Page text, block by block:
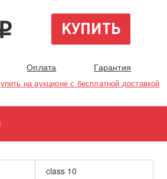
КУПИТЬ
Оплата Гарантия
на аукционе с бесплатной доставкой
class 10